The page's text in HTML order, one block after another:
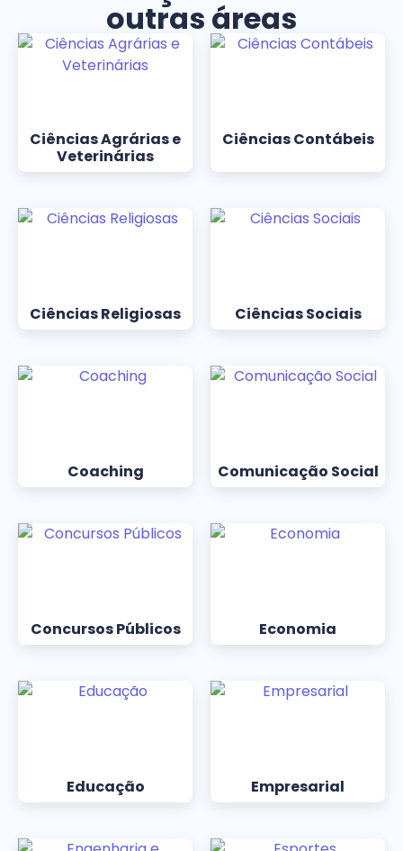
outras áreas
Ciências Agrárias e
Veterinárias
Ciências Contábeis
Ciências Religiosas Ciências Sociais
Coaching Comunicação Social
Concursos Públicos Economia
Educação Empresarial